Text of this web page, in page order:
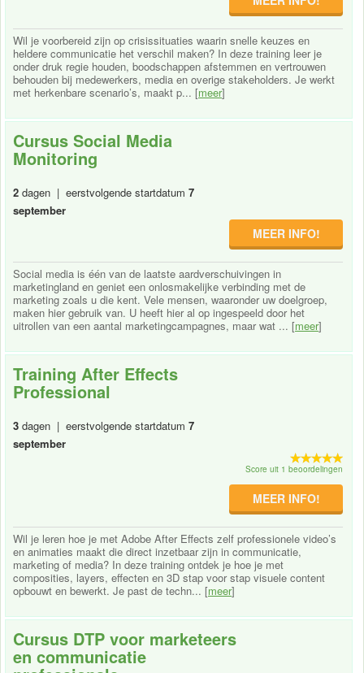
Wil je voorbereid zijn op crisissituaties waarin snelle keuzes en
heldere communicatie het verschil maken? In deze training leer je
onder druk regie houden, boodschappen afstemmen en vertrouwen
behouden bij medewerkers, media en overige stakeholders. Je werkt
met herkenbare scenario’s, maakt p... [meer]
Cursus Social Media
Monitoring
2 dagen | eerstvolgende startdatum 7
september
MEER INFO!
Social media is één van de laatste aardverschuivingen in
marketingland en geniet een onlosmakelijke verbinding met de
marketing zoals u die kent. Vele mensen, waaronder uw doelgroep,
maken hier gebruik van. U heeft hier al op ingespeeld door het
uitrollen van een aantal marketingcampagnes, maar wat ... [meer]
Training After Effects
Professional
3 dagen | eerstvolgende startdatum 7
september
Score uit 1 beoordelingen
MEER INFO!
Wil je leren hoe je met Adobe After Effects zelf professionele video’s
en animaties maakt die direct inzetbaar zijn in communicatie,
marketing of media? In deze training ontdek je hoe je met
composities, layers, effecten en 3D stap voor stap visuele content
opbouwt en bewerkt. Je past de techn... [meer]
Cursus DTP voor marketeers
en communicatie